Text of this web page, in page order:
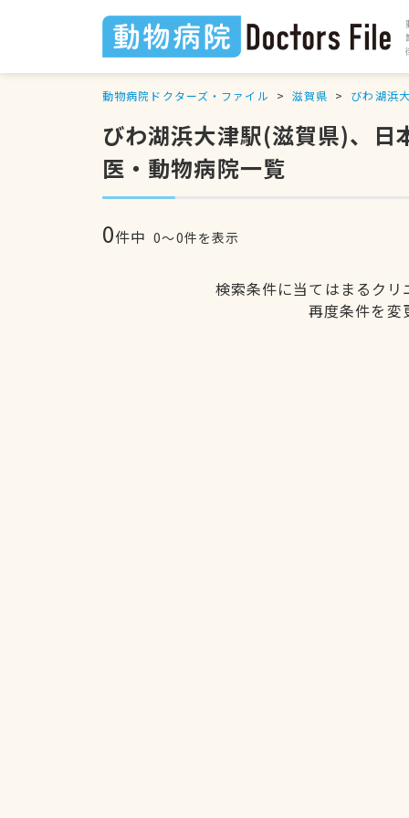
動物病院ドクターズ・ファイル 滋賀県 びわ湖浜
びわ湖浜大津駅(滋賀県)、日
医・動物病院一覧
0件中 0〜0件を表示
検索条件に当てはまるク
再度条件を変